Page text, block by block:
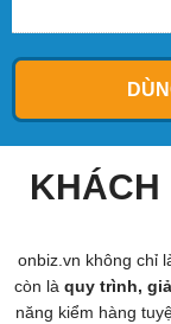
KHÁCH
onbiz.vn không chỉ
còn là quy trình,
năng kiểm hàng